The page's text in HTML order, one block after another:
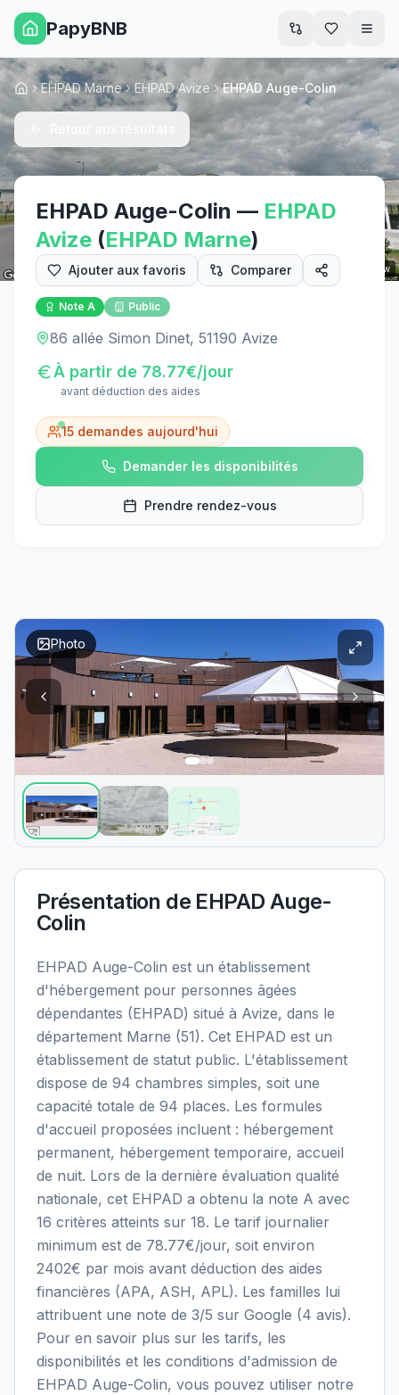
PapyBNB
Street View
AccueilEHPAD Marne EHPAD Avize EHPAD Auge-Colin
EHPAD Auge-Colin — EHPAD
Avize (EHPAD Marne)
Ajouter aux favoris Comparer
Note A Public
86 allée Simon Dinet, 51190 Avize
À partir de 78.77€/jour
avant déduction des aides
15 demandes aujourd'hui
Demander les disponibilités
Prendre rendez-vous
Photo
Présentation de EHPAD Auge-
Colin
EHPAD Auge-Colin est un établissement
d'hébergement pour personnes âgées
dépendantes (EHPAD) situé à Avize, dans le
département Marne (51). Cet EHPAD est un
établissement de statut public. L'établissement
dispose de 94 chambres simples, soit une
capacité totale de 94 places. Les formules
d'accueil proposées incluent : hébergement
permanent, hébergement temporaire, accueil
de nuit. Lors de la dernière évaluation qualité
nationale, cet EHPAD a obtenu la note A avec
16 critères atteints sur 18. Le tarif journalier
minimum est de 78.77€/jour, soit environ
2402€ par mois avant déduction des aides
financières (APA, ASH, APL). Les familles lui
attribuent une note de 3/5 sur Google (4 avis).
Pour en savoir plus sur les tarifs, les
disponibilités et les conditions d'admission de
EHPAD Auge-Colin, vous pouvez utiliser notre